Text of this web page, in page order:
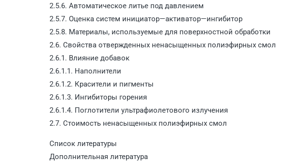
2.5.6. Автоматическое литье под давлением
2.5.7. Оценка систем инициатор—активатор—ингибитор
2.5.8. Материалы, используемые для поверхностной обработки
2.6. Свойства отвержденных ненасыщенных полиэфирных смол
2.6.1. Влияние добавок
2.6.1.1. Наполнители
2.6.1.2. Красители и пигменты
2.6.1.3. Ингибиторы горения
2.6.1.4. Поглотители ультрафиолетового излучения
2.7. Стоимость ненасыщенных полиэфирных смол
Список литературы
Дополнительная литература